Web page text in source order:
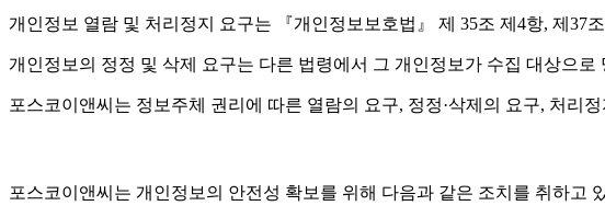
개인정보 열람 및 처리정지 요구는 『개인정보보호법』 제 35조 제4항, 제37
개인정보의 정정 및 삭제 요구는 다른 법령에서 그 개인정보가 수집 대상으
포스코이앤씨는 정보주체 권리에 따른 열람의 요구, 정정·삭제의 요구, 처리
포스코이앤씨는 개인정보의 안전성 확보를 위해 다음과 같은 조치를 취하고